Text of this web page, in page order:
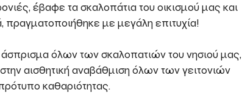
έβαφε τα σκαλοπάτια του οικισμού μας και
πραγματοποιήθηκε με μεγάλη επιτυχία!
άσπρισμα όλων των σκαλοπατιών του νησιού μας,
αισθητική αναβάθμιση όλων των γειτονιών
καθαριότητας.